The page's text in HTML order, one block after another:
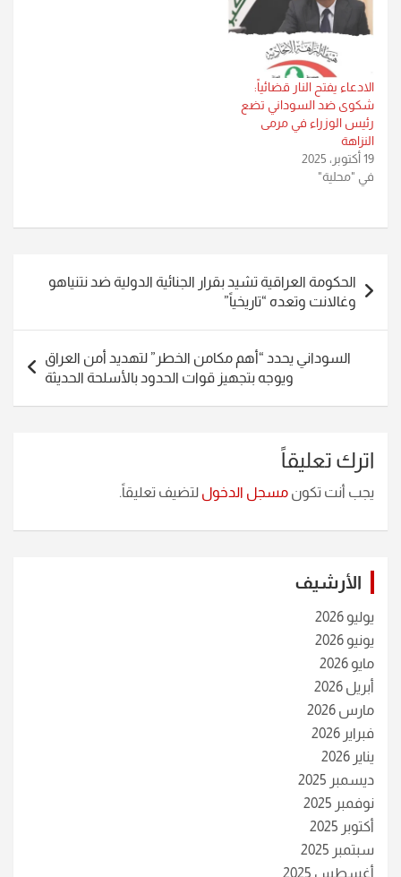
الادعاء يفتح النار قضائياً:
شكوى ضد السوداني تضع
رئيس الوزراء في مرمى
النزاهة
19 أكتوبر، 2025
في "محلية"
المقالات
الحكومة العراقية تشيد بقرار الجنائية الدولية ضد نتنياهو
وغالانت وتعده “تاريخياً”
السوداني يحدد “أهم مكامن الخطر” لتهديد أمن العراق
ويوجه بتجهيز قوات الحدود بالأسلحة الحديثة
اترك تعليقاً
يجب أنت تكون مسجل الدخول لتضيف تعليقاً.
الأرشيف
يوليو 2026
يونيو 2026
مايو 2026
أبريل 2026
مارس 2026
فبراير 2026
يناير 2026
ديسمبر 2025
نوفمبر 2025
أكتوبر 2025
سبتمبر 2025
أغسطس 2025